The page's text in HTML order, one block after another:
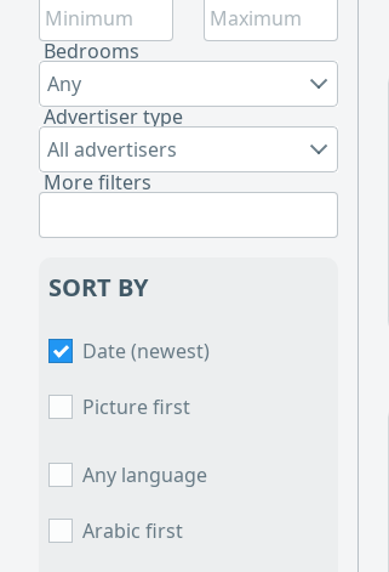
Bedrooms
Any
Advertiser type
All advertisers
More filters
SORT BY
Date (newest)
Picture first
Any language
Arabic first